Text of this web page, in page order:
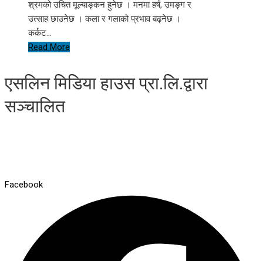
श्रमको उचित मूल्याङ्कन हुनेछ । मनमा हर्ष, उमङ्ग र
उत्साह छाउनेछ । कला र गलाको प्रभाव बढ्नेछ ।
कर्कट…
Read More
एसलिन मिडिया हाउस प्रा.लि.द्वारा
सञ्चालित
Facebook